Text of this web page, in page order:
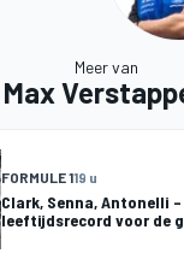
Meer van
Max
FORMULE 119 u
Clark, Senna, Antonelli
leeftijdsrecord voor de